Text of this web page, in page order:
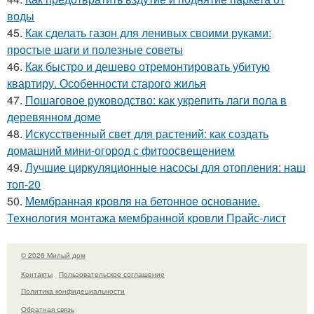
воды
45. Как сделать газон для ленивых своими руками:
простые шаги и полезные советы
46. Как быстро и дешево отремонтировать убитую
квартиру. Особенности старого жилья
47. Пошаговое руководство: как укрепить лаги пола в
деревянном доме
48. Искусственный свет для растений: как создать
домашний мини-огород с фитоосвещением
49. Лучшие циркуляционные насосы для отопления: наш
топ-20
50. Мембранная кровля на бетонное основание.
Технология монтажа мембранной кровли Прайс-лист
© 2026 Милый дом
Контакты
Пользовательское соглашение
Политика конфидециальности
Обратная связь